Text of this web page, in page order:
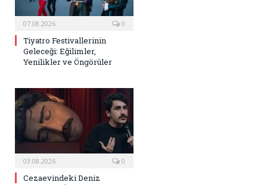
07.08.2026 0
Tiyatro Festivallerinin
Geleceği: Eğilimler,
Yenilikler ve Öngörüler
03.08.2026 0
Cezaevindeki Deniz